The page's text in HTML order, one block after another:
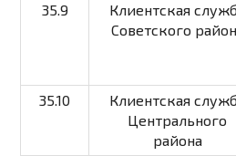
35.9
Клиентская
Советского
35.10
Клиентская
Центрального
района